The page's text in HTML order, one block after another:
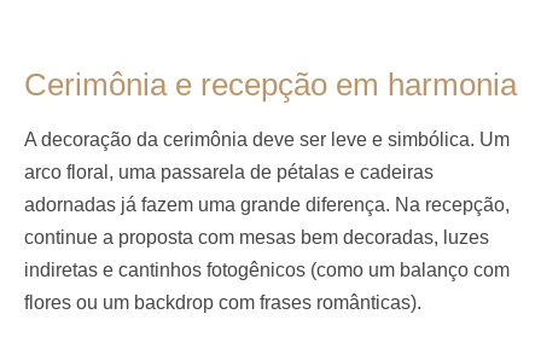
Cerimônia e recepção em harmonia
A decoração da cerimônia deve ser leve e simbólica. Um
arco floral, uma passarela de pétalas e cadeiras
adornadas já fazem uma grande diferença. Na recepção,
continue a proposta com mesas bem decoradas, luzes
indiretas e cantinhos fotogênicos (como um balanço com
flores ou um backdrop com frases românticas).